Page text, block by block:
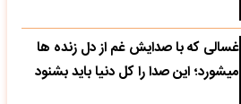
غسالی که با صدایش غم از دل زنده ها
میشورد؛ این صدا را کل دنیا باید بشنود